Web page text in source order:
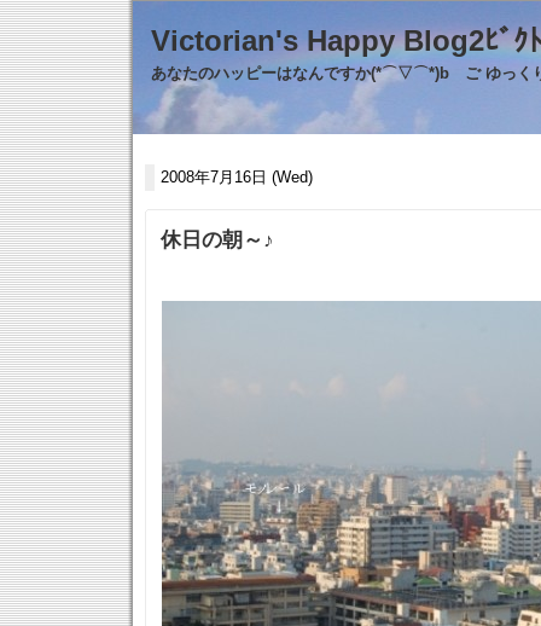
Victorian's Happy
あなたのハッピーはなんですか(*⌒▽⌒*)b ご ゆっく
2008年7月16日 (Wed)
休日の朝～♪